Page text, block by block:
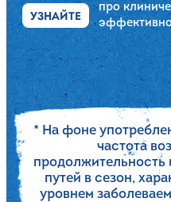
УЗНАЙТЕ
про
* На фоне
частота
путей в сезон,
уровнем